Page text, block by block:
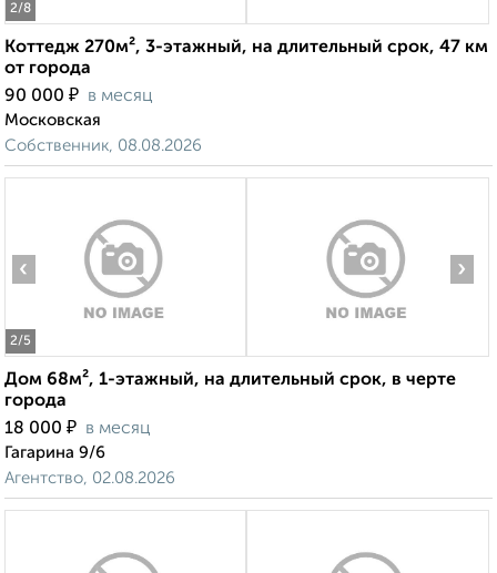
2/8
Коттедж 270м², 3-этажный, на длительный срок, 47 км
от города
90 000 ₽ в месяц
Московская
Собственник, 08.08.2026
2/5
‹ ›
Дом 68м², 1-этажный, на длительный срок, в черте
города
18 000 ₽ в месяц
Гагарина 9/6
Агентство, 02.08.2026